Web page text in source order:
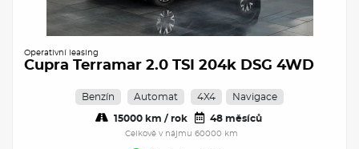
Operativní leasing
Cupra Terramar 2.0 TSI 204k DSG 4WD
Benzín Automat 4X4 Navigace
15000 km / rok 48 měsíců
Celkově v nájmu 60000 km